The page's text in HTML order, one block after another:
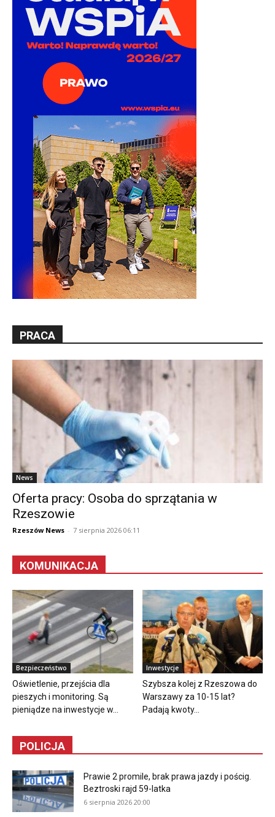
PRACA
News
Oferta pracy: Osoba do sprzątania w
Rzeszowie
Rzeszów News - 7 sierpnia 2026 06:11
KOMUNIKACJA
Bezpieczeństwo
Oświetlenie, przejścia dla
pieszych i monitoring. Są
pieniądze na inwestycje w...
Inwestycje
Szybsza kolej z Rzeszowa do
Warszawy za 10-15 lat?
Padają kwoty...
POLICJA
Prawie 2 promile, brak prawa jazdy i pościg.
Beztroski rajd 59-latka
6 sierpnia 2026 20:00